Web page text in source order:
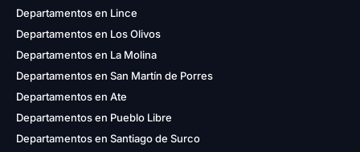
Departamentos en Lince
Departamentos en Los Olivos
Departamentos en La Molina
Departamentos en San Martín de Porres
Departamentos en Ate
Departamentos en Pueblo Libre
Departamentos en Santiago de Surco